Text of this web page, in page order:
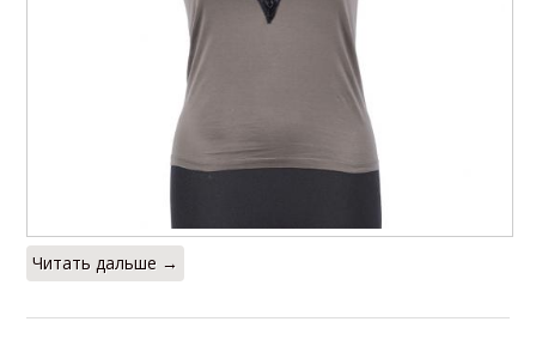
Читать дальше →